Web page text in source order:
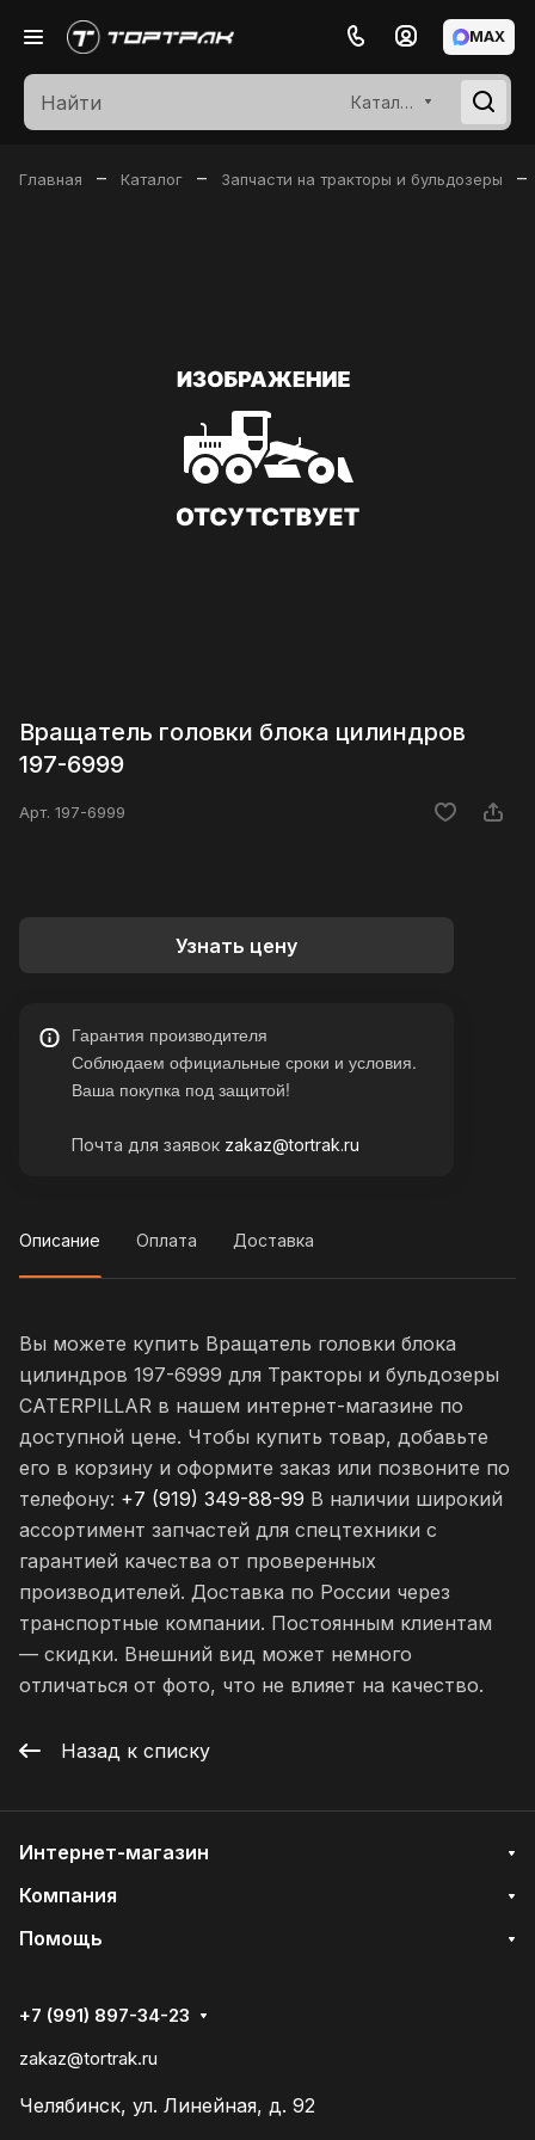
Каталог
MAX
Главная – Каталог – Запчасти на тракторы и бульдозеры –
Вращатель головки блока цилиндров
197-6999
Арт. 197-6999
Узнать цену
Гарантия производителя
Соблюдаем официальные сроки и условия.
Ваша покупка под защитой!
Почта для заявок zakaz@tortrak.ru
Описание Оплата Доставка
Вы можете купить Вращатель головки блока
цилиндров 197-6999 для Тракторы и бульдозеры
CATERPILLAR в нашем интернет-магазине по
доступной цене. Чтобы купить товар, добавьте
его в корзину и оформите заказ или позвоните по
телефону: +7 (919) 349-88-99 В наличии широкий
ассортимент запчастей для спецтехники с
гарантией качества от проверенных
производителей. Доставка по России через
транспортные компании. Постоянным клиентам
— скидки. Внешний вид может немного
отличаться от фото, что не влияет на качество.
Назад к списку
Интернет-магазин
Компания
Помощь
+7 (991) 897-34-23
zakaz@tortrak.ru
Челябинск, ул. Линейная, д. 92